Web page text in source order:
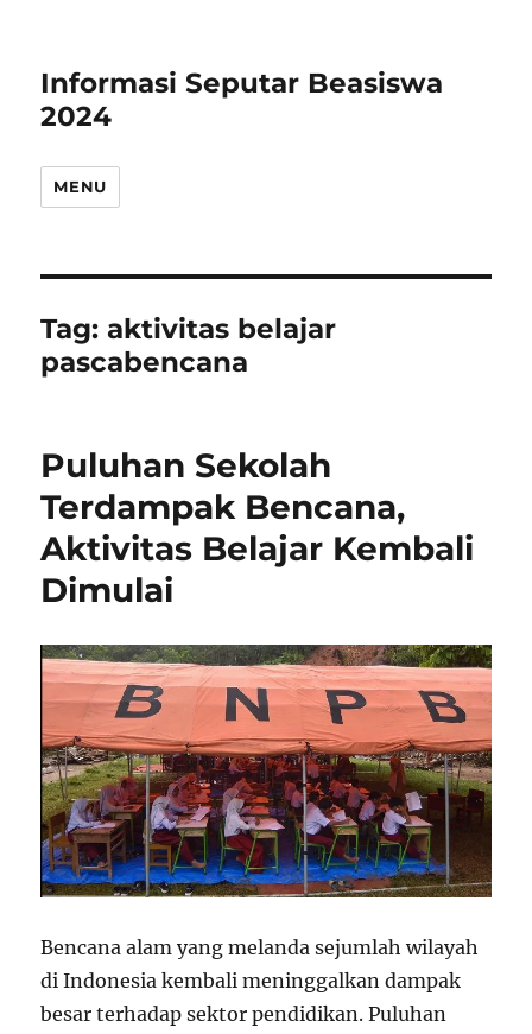
Informasi Seputar Beasiswa
2024
MENU
Tag:aktivitas belajar
pascabencana
Puluhan Sekolah
Terdampak Bencana,
Aktivitas Belajar Kembali
Dimulai
Bencana alam yang melanda sejumlah wilayah
di Indonesia kembali meninggalkan dampak
besar terhadap sektor pendidikan. Puluhan